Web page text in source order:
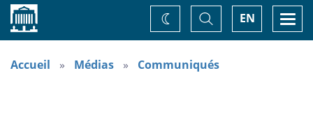
Accueil EN
Basculer
la
recherche
Changez
de
thème
Accueil Médias Communiqués